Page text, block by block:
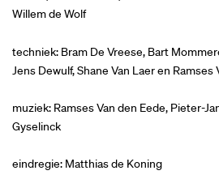
Willem de Wolf
techniek: Bram De Vreese, Bart
Jens Dewulf, Shane Van Laer en Ramses
muziek: Ramses Van den Eede, Pieter-
Gyselinck
eindregie: Matthias de Koning